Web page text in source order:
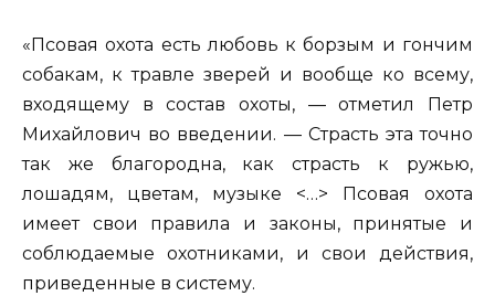
«Псовая охота есть любовь к борзым и гончим
собакам, к травле зверей и вообще ко всему,
входящему в состав охоты, — отметил Петр
Михайлович во введении. — Страсть эта точно
так же благородна, как страсть к ружью,
лошадям, цветам, музыке <…> Псовая охота
имеет свои правила и законы, принятые и
соблюдаемые охотниками, и свои действия,
приведенные в систему.